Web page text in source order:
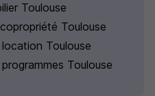
Toulouse
Toulouse
Toulouse
Toulouse